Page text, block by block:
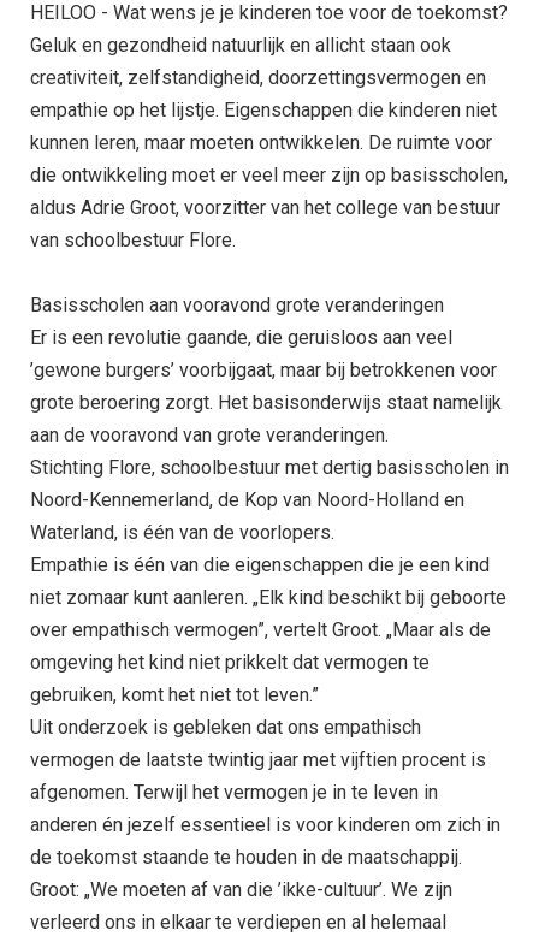
HEILOO - Wat wens je je kinderen toe voor de toekomst?
Geluk en gezondheid natuurlijk en allicht staan ook
creativiteit, zelfstandigheid, doorzettingsvermogen en
empathie op het lijstje. Eigenschappen die kinderen niet
kunnen leren, maar moeten ontwikkelen. De ruimte voor
die ontwikkeling moet er veel meer zijn op basisscholen,
aldus Adrie Groot, voorzitter van het college van bestuur
van schoolbestuur Flore.
Basisscholen aan vooravond grote veranderingen
Er is een revolutie gaande, die geruisloos aan veel
’gewone burgers’ voorbijgaat, maar bij betrokkenen voor
grote beroering zorgt. Het basisonderwijs staat namelijk
aan de vooravond van grote veranderingen.
Stichting Flore, schoolbestuur met dertig basisscholen in
Noord-Kennemerland, de Kop van Noord-Holland en
Waterland, is één van de voorlopers.
Empathie is één van die eigenschappen die je een kind
niet zomaar kunt aanleren. „Elk kind beschikt bij geboorte
over empathisch vermogen”, vertelt Groot. „Maar als de
omgeving het kind niet prikkelt dat vermogen te
gebruiken, komt het niet tot leven.”
Uit onderzoek is gebleken dat ons empathisch
vermogen de laatste twintig jaar met vijftien procent is
afgenomen. Terwijl het vermogen je in te leven in
anderen én jezelf essentieel is voor kinderen om zich in
de toekomst staande te houden in de maatschappij.
Groot: „We moeten af van die ’ikke-cultuur’. We zijn
verleerd ons in elkaar te verdiepen en al helemaal